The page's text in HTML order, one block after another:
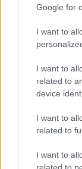
Google for
I want to
I want to
related to
device
I want to
related to
I want to
related to
10